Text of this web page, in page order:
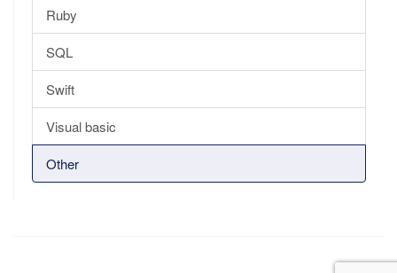
Ruby
SQL
Swift
Visual basic
Other